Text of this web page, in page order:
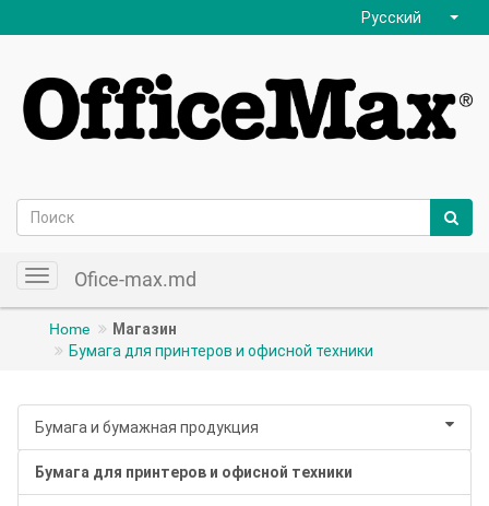
Русский
ToggleOfice-max.md
Home
Магазин
Бумага для принтеров и офисной техники
Бумага и бумажная продукция
Бумага для принтеров и офисной техники